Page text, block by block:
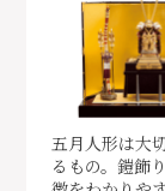
五月人形は大
るもの。鎧飾